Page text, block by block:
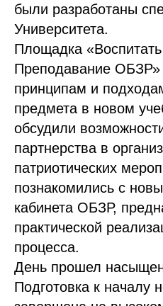
были разработаны
Университета.
Площадка «Воспитать
Преподавание
принципам и
предмета в новом
обсудили
партнерства в
патриотических
познакомились с
кабинета ОБЗР,
практической
процесса.
День прошел
Подготовка к началу